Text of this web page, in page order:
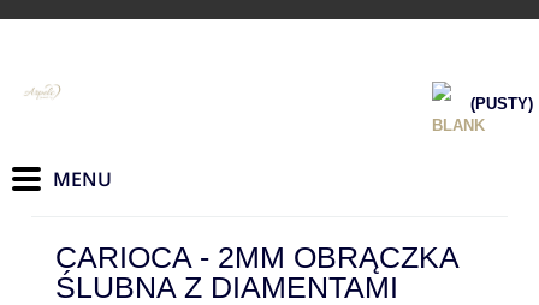
(PUSTY)
CARIOCA - 2MM OBRĄCZKA
ŚLUBNA Z DIAMENTAMI